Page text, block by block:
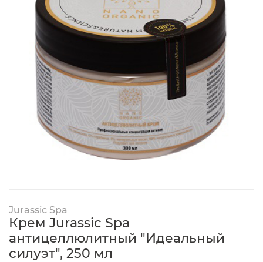
Jurassic Spa
Крем Jurassic Spa
антицеллюлитный "Идеальный
силуэт", 250 мл